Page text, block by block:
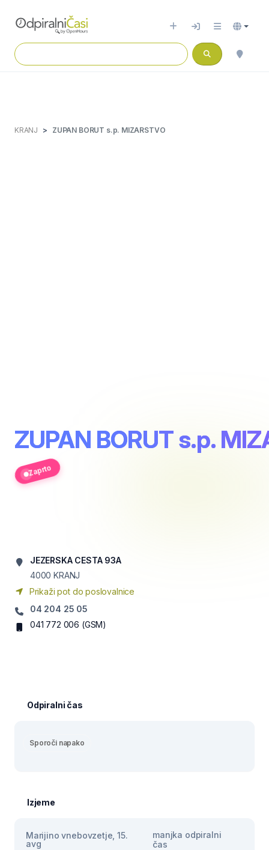
KRANJ ZUPAN BORUT s.p. MIZARSTVO
ZUPAN BORUT s.p.
Zaprto
JEZERSKA CESTA 93A
4000 KRANJ
Prikaži pot do poslovalnice
04 204 25 05
041 772 006 (GSM)
Odpiralni čas
Sporoči napako
Izjeme
Marijino vnebovzetje, 15.
avg
manjka odpiralni
čas